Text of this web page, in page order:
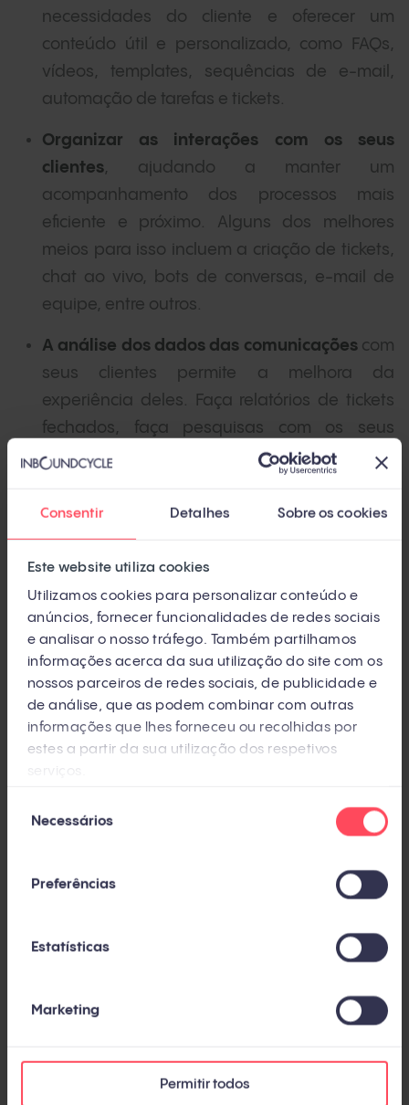
Consentir Detalhes Sobre os cookies
Este website utiliza cookies
Utilizamos cookies para personalizar conteúdo e
anúncios, fornecer funcionalidades de redes sociais
e analisar o nosso tráfego. Também partilhamos
informações acerca da sua utilização do site com os
nossos parceiros de redes sociais, de publicidade e
de análise, que as podem combinar com outras
informações que lhes forneceu ou recolhidas por
estes a partir da sua utilização dos respetivos
deNecessários
Preferências
Estatísticas
Marketing
Permitir todos
necessidades do cliente e oferecer um
conteúdo útil e personalizado, como FAQs,
vídeos, templates, sequências de e-mail,
automação de tarefas e tickets.
Organizar as interações com os seus
clientes, ajudando a manter um
acompanhamento dos processos mais
eficiente e próximo. Alguns dos melhores
meios para isso incluem a criação de tickets,
chat ao vivo, bots de conversas, e-mail de
equipe, entre outros.
A análise dos dados das comunicaçõescom
seus clientes permite a melhora da
experiência deles. Faça relatórios de tickets
fechados, faça pesquisas com os seus
clientes, analise o desempenho da
Customer Service
O conteúdo gerado para apoiar o atendimento,
acentral de conhecimento, pode ser utilizado
para darrespostas mais imediatas e
específicas aos clientes. A criação de chatbots,
ou a interação a partir de chats, e-mails e
departamentos de marketing e vendas:
atendimento ao cliente pode se tornar uma
vendas , pois muitas questões levantadas
pelos clientes existentes serão as mesmas
dos potenciais clientes.